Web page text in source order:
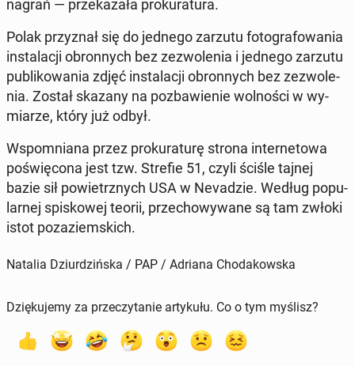
nagrań — prze­ka­za­ła pro­ku­ra­tu­ra.
Polak przy­znał się do jednego zarzutu fo­to­gra­fo­wa­nia
in­sta­la­cji obron­nych bez ze­zwo­le­nia i jednego zarzutu
pu­bli­ko­wa­nia zdjęć in­sta­la­cji obron­nych bez ze­zwo­le­
nia. Został skazany na po­zba­wie­nie wol­no­ści w wy­
mia­rze, który już odbył.
Wspo­mnia­na przez pro­ku­ra­tu­rę strona in­ter­ne­to­wa
po­świę­co­na jest tzw. Strefie 51, czyli ściśle tajnej
bazie sił po­wietrz­nych USA w Ne­va­dzie. Według po­pu­
lar­nej spi­sko­wej teorii, prze­cho­wy­wa­ne są tam zwłoki
istot po­za­ziem­skich.
Natalia Dziurdzińska / PAP / Adriana Chodakowska
Dziękujemy za przeczytanie artykułu. Co o tym myślisz?